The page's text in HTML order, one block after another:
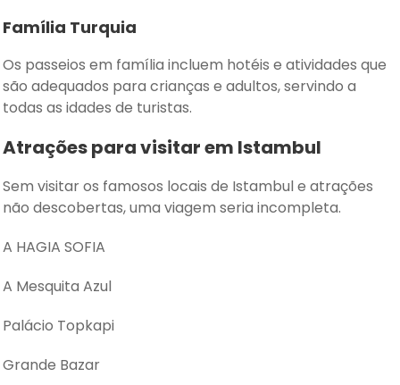
Família Turquia
Os passeios em família incluem hotéis e atividades que
são adequados para crianças e adultos, servindo a
todas as idades de turistas.
Atrações para visitar em Istambul
Sem visitar os famosos locais de Istambul e atrações
não descobertas, uma viagem seria incompleta.
A HAGIA SOFIA
A Mesquita Azul
Palácio Topkapi
Grande Bazar